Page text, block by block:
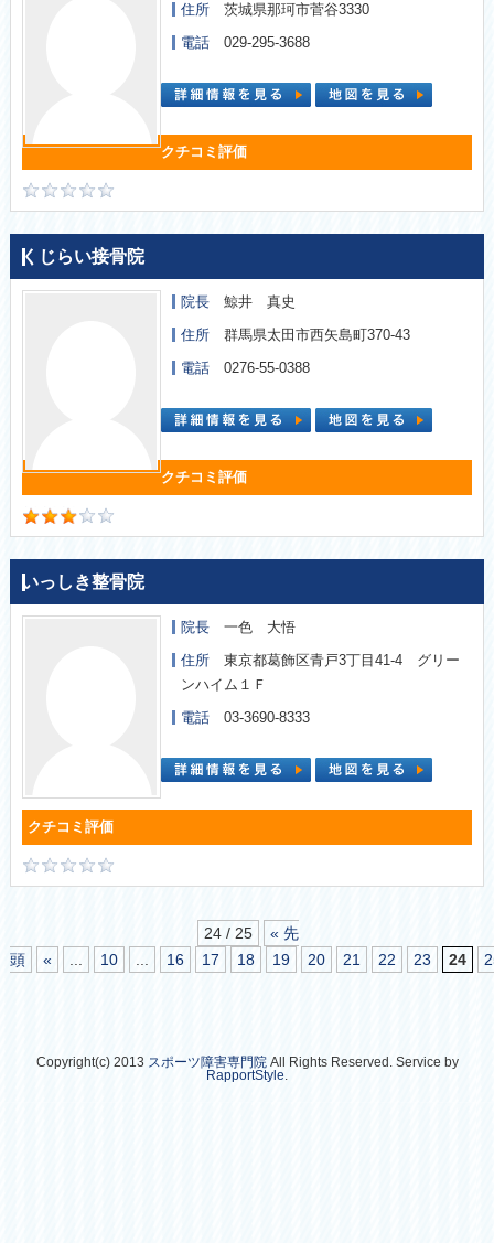
住所茨城県那珂市菅谷3330
電話029-295-3688
くじらい接骨院
院長鯨井 真史
住所群馬県太田市西矢島町370-43
電話0276-55-0388
いっしき整骨院
院長一色 大悟
住所東京都葛飾区青戸3丁目41-4 グリー
ンハイム１Ｆ
電話03-3690-8333
24 / 25
« 先
頭
« ... 10 ... 16 17 18 19 20 21 22 23 24
Copyright(c) 2013 スポーツ障害専門院All Rights Reserved. Service by
RapportStyle.